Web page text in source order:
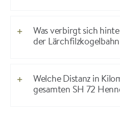
Was verbirgt sich
der
Welche Distanz in
gesamten SH 72